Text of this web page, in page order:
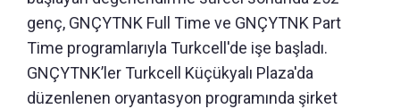
genç, GNÇYTNK Full Time ve GNÇYTNK Part
Time programlarıyla Turkcell'de işe başladı.
GNÇYTNK’ler Turkcell Küçükyalı Plaza'da
düzenlenen oryantasyon programında şirket